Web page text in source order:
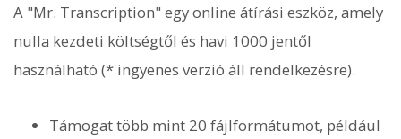
A "Mr. Transcription" egy online átírási eszköz, amely
nulla kezdeti költségtől és havi 1000 jentől
használható (* ingyenes verzió áll rendelkezésre).
Támogat több mint 20 fájlformátumot, például